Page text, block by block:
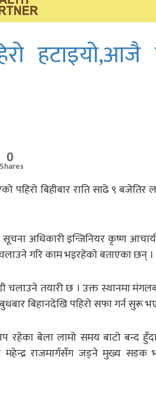
हटाइयो,आजै
0
Shares
पहिरो बिहीबार राति साढे ९
अधिकारी इन्जिनियर कृष्ण
गरि काम भइरहेकाे बताएका छन् ।
चलाउने तयारी छ । उक्त स्थानमा
बिहानदेखि पहिरो सफा गर्न सुरू
बेला लामो समय बाटो बन्द
महेन्द्र राजमार्गसँग ज‍ड्ने मुख्य